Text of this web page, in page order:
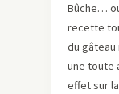
Bûche…
recette
du
une toute
effet sur